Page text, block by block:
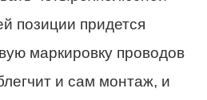
позиции придется
маркировку проводов
и сам монтаж, и